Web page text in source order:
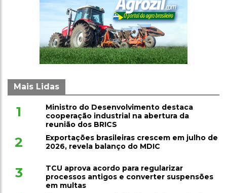
Mais Lidas
1
Ministro do Desenvolvimento destaca
cooperação industrial na abertura da
reunião dos BRICS
2
Exportações brasileiras crescem em julho de
2026, revela balanço do MDIC
3
TCU aprova acordo para regularizar
processos antigos e converter suspensões
em multas